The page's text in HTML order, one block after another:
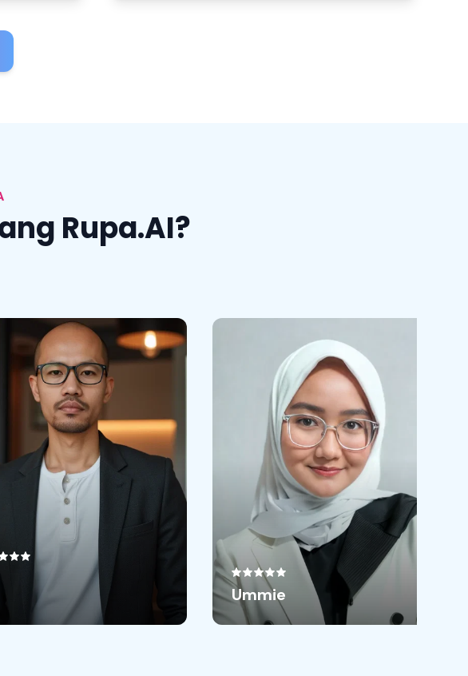
Rupa.AI?
Ris
instant dalam membuat
Photo biasa saja menjadi
profesional.
Ummie
kacau sih ini bagus banget
hasilnya!!!!! beneran sebagus itu
hasil jadinya
. gausah jauh-jauh
ke foto studio, pake
rupa.ai
udah dpt hasil yg profesional 🥹